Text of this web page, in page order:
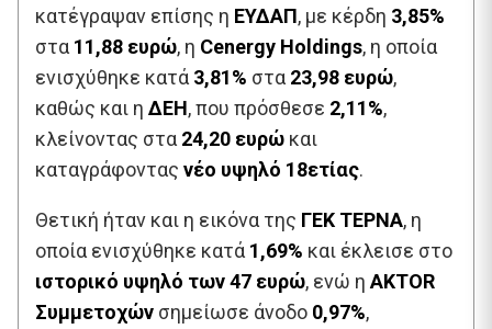
κατέγραψαν επίσης η ΕΥΔΑΠ, με κέρδη 3,85%
στα 11,88 ευρώ, η Cenergy Holdings, η οποία
ενισχύθηκε κατά 3,81% στα 23,98 ευρώ,
καθώς και η ΔΕΗ, που πρόσθεσε 2,11%,
κλείνοντας στα 24,20 ευρώ και
καταγράφοντας νέο υψηλό 18ετίας.
Θετική ήταν και η εικόνα της ΓΕΚ ΤΕΡΝΑ, η
οποία ενισχύθηκε κατά 1,69% και έκλεισε στο
ιστορικό υψηλό των 47 ευρώ, ενώ η AKTOR
Συμμετοχών σημείωσε άνοδο 0,97%,